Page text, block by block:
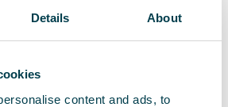
Details About
content and ads, to